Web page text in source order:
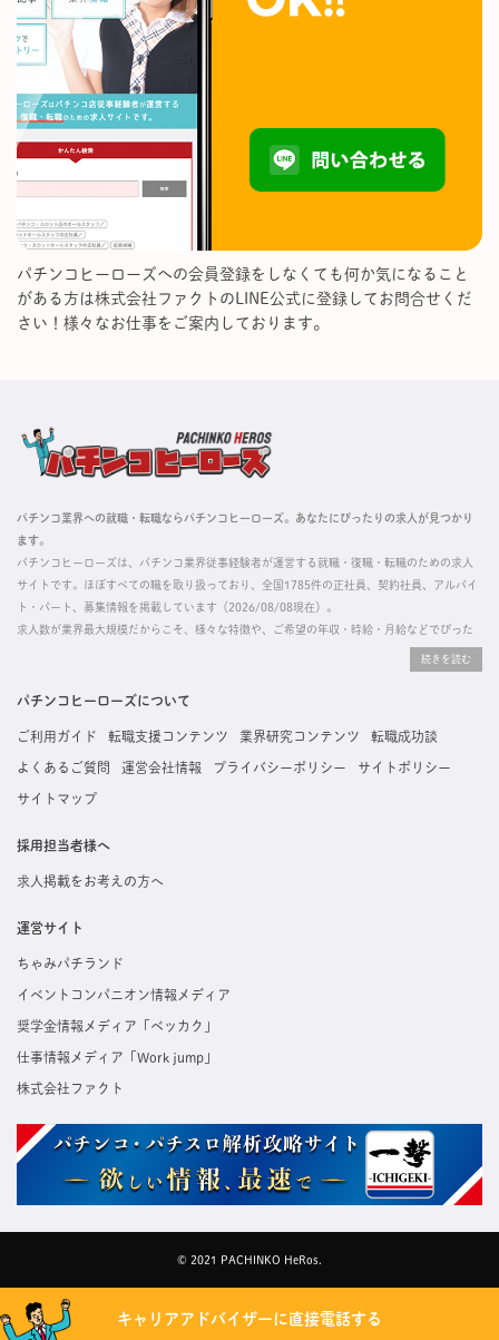
パチンコヒーローズへの会員登録をしなくても何か気になること
がある方は株式会社ファクトのLINE公式に登録してお問合せくだ
さい！様々なお仕事をご案内しております。
パチンコ業界への就職・転職ならパチンコヒーローズ。あなたにぴったりの求人が見つかり
ます。
パチンコヒーローズは、パチンコ業界従事経験者が運営する就職・復職・転職のための求人
サイトです。ほぼすべての職を取り扱っており、全国1785件の正社員、契約社員、アルバイ
ト・パート、募集情報を掲載しています（2026/08/08現在）。
求人数が業界最大規模だからこそ、様々な特徴や、ご希望の年収・時給・月給などでぴった
掲載している求人は、すべて契約法人様から寄せられた正規の求人情報です。応募いただい
た内容はすぐに直接事業所に届くためスムーズに転職・復職できます。
パチンコヒーローズについて
ご利用ガイド 転職支援コンテンツ 業界研究コンテンツ 転職成功談
よくあるご質問 運営会社情報 プライバシーポリシー サイトポリシー
サイトマップ
採用担当者様へ
求人掲載をお考えの方へ
運営サイト
ちゃみパチランド
イベントコンパニオン情報メディア
奨学金情報メディア「ベッカク」
仕事情報メディア「Work jump」
株式会社ファクト
© 2021 PACHINKO HeRos.
キャリアアドバイザーに直接電話する